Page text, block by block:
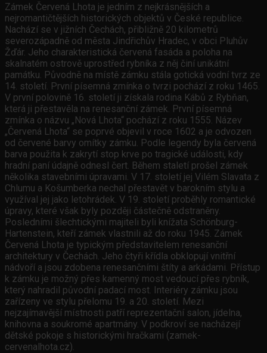
Zámek Červená Lhota je jedním z nejkrásnějších a
nejromantičtějších historických objektů v České republice.
Nachází se v jižních Čechách, přibližně 20 kilometrů
severozápadně od města Jindřichův Hradec, v obci Pluhův
Žďár. Jeho charakteristická červená fasáda a poloha na
skalnatém ostrově uprostřed rybníka z něj činí unikátní
památku. Původně na místě zámku stála gotická vodní tvrz ze
14. století. První písemná zmínka o tvrzi pochází z roku 1465.
V první polovině 16. století ji získala rodina Kábů z Rybňan,
která ji přestavěla na renesanční zámek. První písemná
zmínka o názvu „Nová Lhota“ pochází z roku 1555. Název
„Červená Lhota“ se poprvé objevil v roce 1602 a je odvozen
od červené barvy omítky zámku. Podle legendy byla červená
barva použita k zakrytí stop krve po tragické události, kdy
hradní paní údajně odnesl čert. Během staletí prošel zámek
několika stavebními úpravami. V 17. století jej Vilém Slavata z
Chlumu a Košumberka nechal přestavět v barokním stylu a
využíval jej jako letohrádek. V 19. století proběhly romantické
úpravy, které však byly později částečně odstraněny.
Posledními šlechtickými majiteli byli knížata Schönburg-
Hartenstein, kteří zámek vlastnili až do roku 1945. Zámek
Červená Lhota je typickým představitelem renesanční
architektury v Čechách. Jeho čtyři křídla obklopují vnitřní
nádvoří a jsou zdobena renesančními štíty a arkádami. Přístup
k zámku je možný přes kamenný most vedoucí přes rybník,
který nahradil původní padací most. Interiéry zámku jsou
zařízeny ve stylu přelomu 19. a 20. století. Mezi
nejzajímavější místnosti patří reprezentační salon, jídelna,
knihovna a soukromé apartmány. V podkroví se nacházejí
dětské pokoje s historickými hračkami (zamek-
cervenalhota.cz).